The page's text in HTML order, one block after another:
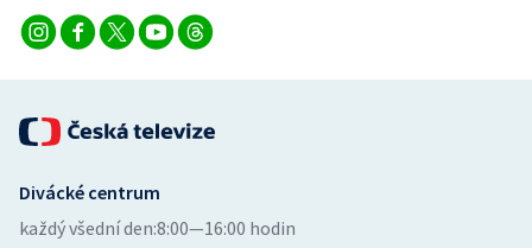
Volejbal
Divácké centrum
každý všední den:8:00—16:00 hodin